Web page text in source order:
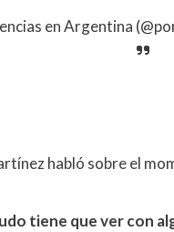
en Argentina
habló sobre el
tiene que ver con